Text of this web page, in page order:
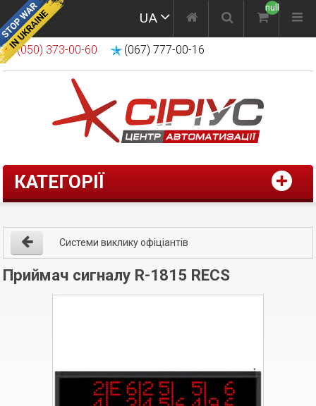
UA
null
(050) 373-00-60 (067) 777-00-16
КАТЕГОРІЇ
Системи виклику офіціантів
Приймач сигналу R-1815 RECS